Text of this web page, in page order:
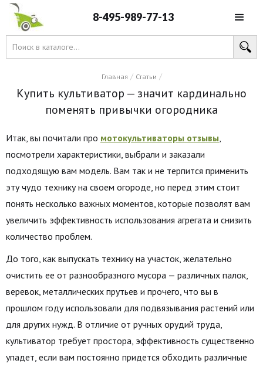
8-495-989-77-13
Главная / Статьи /
Купить культиватор — значит кардинально
поменять привычки огородника
Итак, вы почитали про мотокультиваторы отзывы,
посмотрели характеристики, выбрали и заказали
подходящую вам модель. Вам так и не терпится применить
эту чудо технику на своем огороде, но перед этим стоит
понять несколько важных моментов, которые позволят вам
увеличить эффективность использования агрегата и снизить
количество проблем.
До того, как выпускать технику на участок, желательно
очистить ее от разнообразного мусора — различных палок,
веревок, металлических прутьев и прочего, что вы в
прошлом году использовали для подвязывания растений или
для других нужд. В отличие от ручных орудий труда,
культиватор требует простора, эффективность существенно
упадет, если вам постоянно придется обходить различные